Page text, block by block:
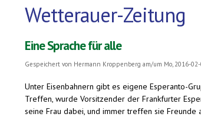
Wetterauer-Zeitung
Eine Sprache für alle
Gespeichert von Hermann Kroppenberg am/um Mo, 2016-
Unter Eisenbahnern gibt es eigene Esperanto-
Treffen, wurde Vorsitzender der Frankfurter
seine Frau dabei, und immer treffen sie Freunde